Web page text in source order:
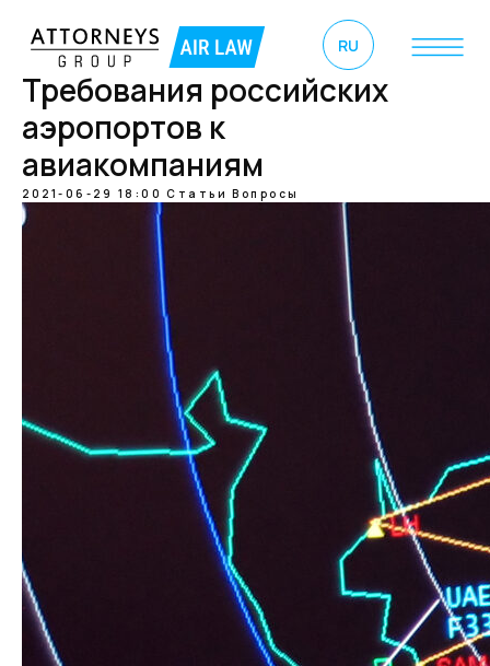
Требования российских
аэропортов к
авиакомпаниям
2021-06-29 18:00 Статьи Вопросы